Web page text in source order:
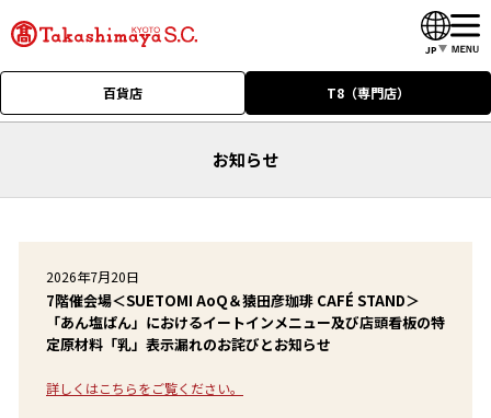
JP
百貨店 T8（専門店）
お知らせ
2026年7月20日
7階催会場＜SUETOMI AoQ＆猿田彦珈琲 CAFÉ STAND＞
「あん塩ぱん」におけるイートインメニュー及び店頭看板の特
定原材料「乳」表示漏れのお詫びとお知らせ
詳しくはこちらをご覧ください。